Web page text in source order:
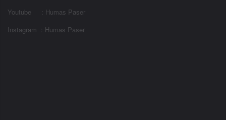
Youtube : Humas Paser
Instagram : Humas Paser